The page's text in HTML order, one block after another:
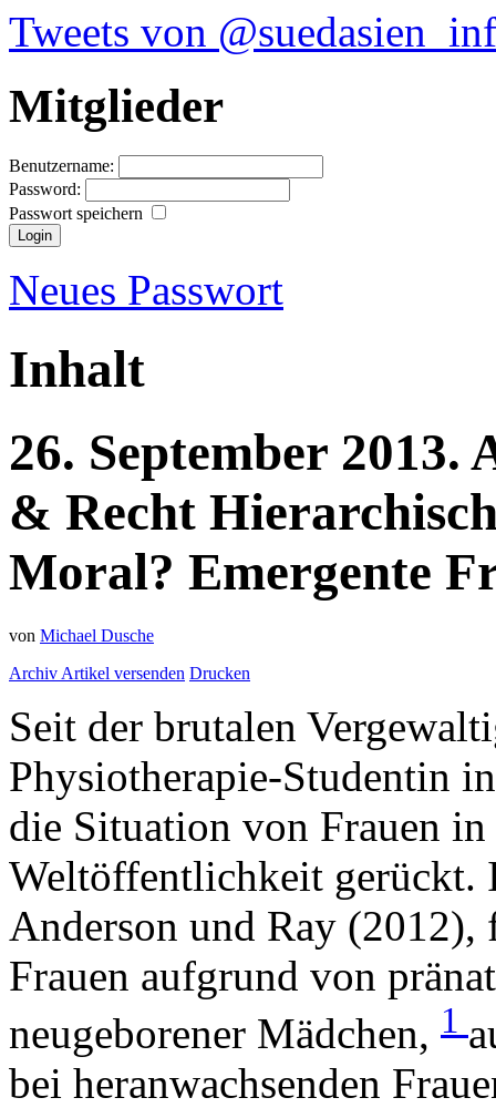
Tweets von
Mitglieder
Benutzername:
Password:
Passwort speichern
Neues Passwort
Inhalt
26. September 2013.
& Recht
Moral? Emergente
von Michael Dusche
Archiv Artikel versenden Drucken
Seit der brutalen
Physiotherapie-Studentin
die Situation von Frauen
Weltöffentlichkeit gerückt.
Anderson und Ray
Frauen aufgrund von
neugeborener Mädchen, 1
bei heranwachsenden